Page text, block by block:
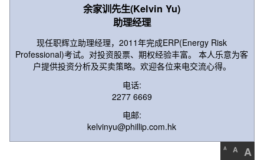
余家训先生(Kelvin Yu)
助理经理
现任职辉立助理经理，2011年完成ERP(Energy Risk
Professional)考试。对投资股票、期权经验丰富。 本人乐意为客
户提供投资分析及买卖策略。欢迎各位来电交流心得。
电话:
2277 6669
电邮:
kelvinyu@phillip.com.hk
A A A